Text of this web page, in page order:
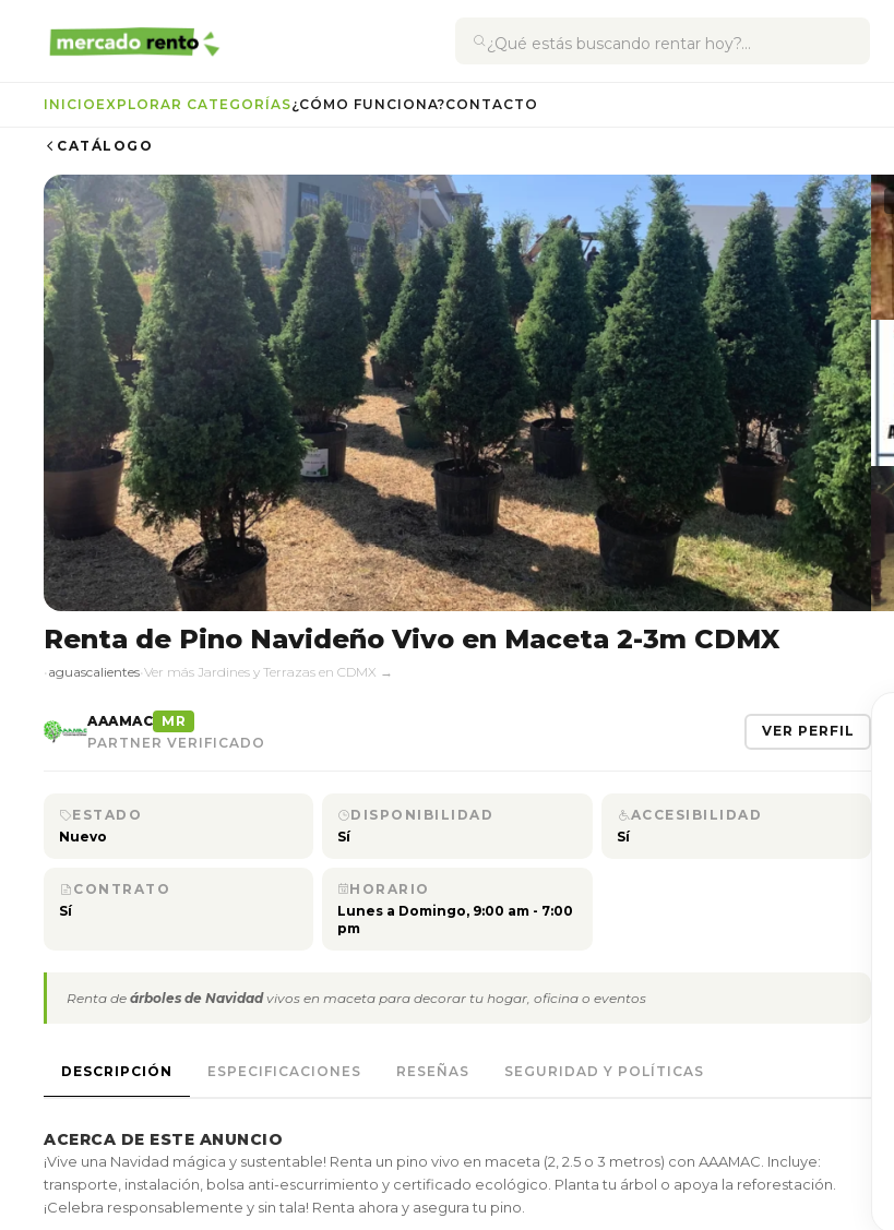
INICIO EXPLORAR CATEGORÍAS¿CÓMO FUNCIONA?CONTACTO
CATÁLOGO
Renta de Pino Navideño Vivo en Maceta 2-3m CDMX
• aguascalientes•Ver más Jardines y Terrazas en CDMX →
AAAMAC MR
PARTNER VERIFICADO
VER PERFIL
ESTADO
Nuevo
DISPONIBILIDAD
Sí
ACCESIBILIDAD
Sí
CONTRATO
Sí
HORARIO
Lunes a Domingo, 9:00 am - 7:00
pm
Renta de árboles de Navidadvivos en maceta para decorar tu hogar, oficina o eventos
DESCRIPCIÓN ESPECIFICACIONES RESEÑAS SEGURIDAD Y POLÍTICAS
ACERCA DE ESTE ANUNCIO
¡Vive una Navidad mágica y sustentable! Renta un pino vivo en maceta (2, 2.5 o 3 metros) con AAAMAC. Incluye:
transporte, instalación, bolsa anti-escurrimiento y certificado ecológico. Planta tu árbol o apoya la reforestación.
¡Celebra responsablemente y sin tala! Renta ahora y asegura tu pino.